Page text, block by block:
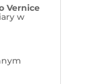
Vernice
w